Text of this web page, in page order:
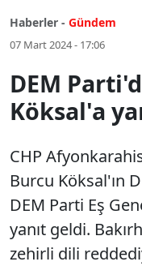
Haberler - Gündem
07 Mart 2024 - 17:06
DEM
Köksal'a
CHP
Burcu Köksal'ın
DEM Parti Eş
yanıt geldi.
zehirli dili